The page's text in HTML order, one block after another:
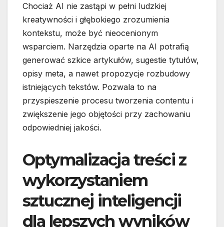
Chociaż AI nie zastąpi w pełni ludzkiej
kreatywności i głębokiego zrozumienia
kontekstu, może być nieocenionym
wsparciem. Narzędzia oparte na AI potrafią
generować szkice artykułów, sugestie tytułów,
opisy meta, a nawet propozycje rozbudowy
istniejących tekstów. Pozwala to na
przyspieszenie procesu tworzenia contentu i
zwiększenie jego objętości przy zachowaniu
odpowiedniej jakości.
Optymalizacja treści z
wykorzystaniem
sztucznej inteligencji
dla lepszych wyników